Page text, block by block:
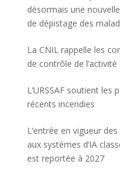
désormais une
de dépistage des
La CNIL rappelle les
de contrôle de l’activité
L’URSSAF soutient
récents incendies
L’entrée en vigueur
aux systèmes d’IA
est reportée à 2027